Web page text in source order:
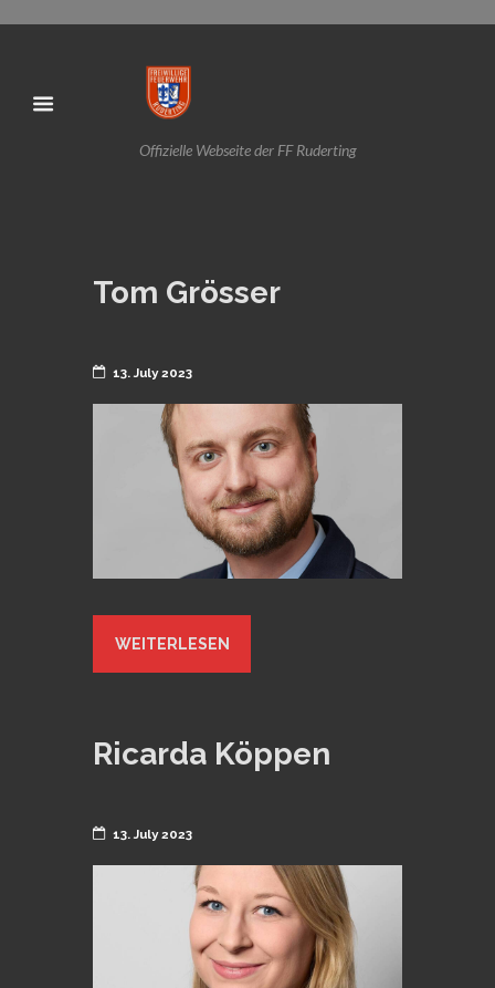
Offizielle Webseite der FF Ruderting
Tom Grösser
13. July 2023
WEITERLESEN
Ricarda Köppen
13. July 2023